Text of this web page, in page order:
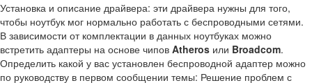
Установка и описание драйвера: эти драйвера нужны для того,
чтобы ноутбук мог нормально работать с беспроводными сетями.
В зависимости от комплектации в данных ноутбуках можно
встретить адаптеры на основе чипов Atheros или Broadcom.
Определить какой у вас установлен беспроводной адаптер можно
по руководству в первом сообщении темы: Решение проблем с